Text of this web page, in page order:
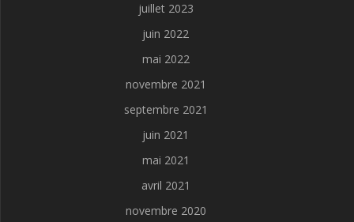
juillet 2023
juin 2022
mai 2022
novembre 2021
septembre 2021
juin 2021
mai 2021
avril 2021
novembre 2020